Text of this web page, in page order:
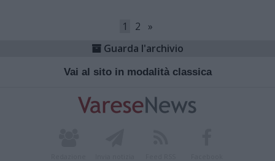
1 2
»
Guarda l'archivio
Vai al sito in modalità classica